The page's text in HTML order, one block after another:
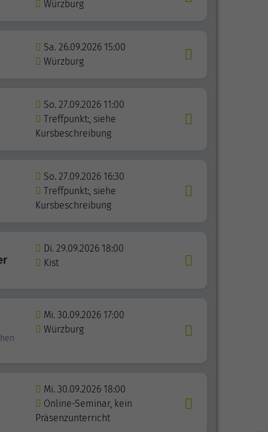
Würzburg
Sa. 26.09.2026 15:00
Würzburg
So. 27.09.2026 11:00
Treffpunkt:, siehe
Kursbeschreibung
So. 27.09.2026 16:30
Treffpunkt:, siehe
Kursbeschreibung
Di. 29.09.2026 18:00
Kist
Mi. 30.09.2026 17:00
Würzburg
Mi. 30.09.2026 18:00
Online-Seminar, kein
Präsenzunterricht